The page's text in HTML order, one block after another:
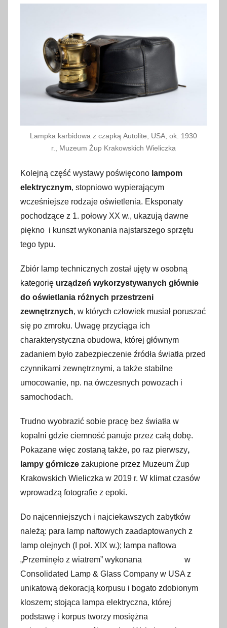
Lampka karbidowa z czapką Autolite, USA, ok. 1930
r., Muzeum Żup Krakowskich Wieliczka
Kolejną część wystawy poświęcono lampom
elektrycznym, stopniowo wypierającym
wcześniejsze rodzaje oświetlenia. Eksponaty
pochodzące z 1. połowy XX w., ukazują dawne
piękno i kunszt wykonania najstarszego sprzętu
tego typu.
Zbiór lamp technicznych został ujęty w osobną
kategorię urządzeń wykorzystywanych głównie
do oświetlania różnych przestrzeni
zewnętrznych, w których człowiek musiał poruszać
się po zmroku. Uwagę przyciąga ich
charakterystyczna obudowa, której głównym
zadaniem było zabezpieczenie źródła światła przed
czynnikami zewnętrznymi, a także stabilne
umocowanie, np. na ówczesnych powozach i
samochodach.
Trudno wyobrazić sobie pracę bez światła w
kopalni gdzie ciemność panuje przez całą dobę.
Pokazane więc zostaną także, po raz pierwszy,
lampy górnicze zakupione przez Muzeum Żup
Krakowskich Wieliczka w 2019 r. W klimat czasów
wprowadzą fotografie z epoki.
Do najcenniejszych i najciekawszych zabytków
należą: para lamp naftowych zaadaptowanych z
lamp olejnych (I poł. XIX w.); lampa naftowa
„Przeminęło z wiatrem” wykonana w
Consolidated Lamp & Glass Company w USA z
unikatową dekoracją korpusu i bogato zdobionym
kloszem; stojąca lampa elektryczna, której
podstawę i korpus tworzy mosiężna